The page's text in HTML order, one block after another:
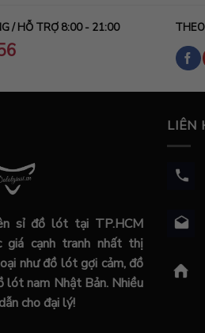
/ HỖ TRỢ 8:00 - 21:00
sỉ đồ lót tại TP.HCM
giá cạnh tranh nhất thị
như đồ lót gợi cảm, đồ
nam Nhật Bản. Nhiều
cho đại lý!
LIÊN